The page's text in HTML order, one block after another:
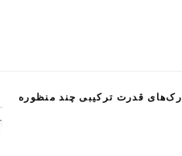
رک‌های قدرت ترکیبی چند منظوره